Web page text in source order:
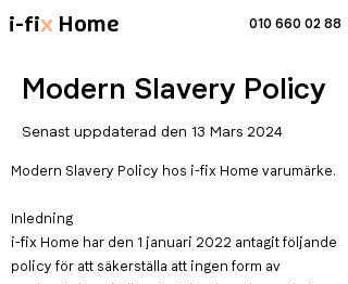
i-fix Home 010 660 02 88
Modern Slavery Policy
Senast uppdaterad den 13 Mars 2024
Modern Slavery Policy hos i-fix Home varumärke.
Inledning
i-fix Home har den 1 januari 2022 antagit följande
policy för att säkerställa att ingen form av